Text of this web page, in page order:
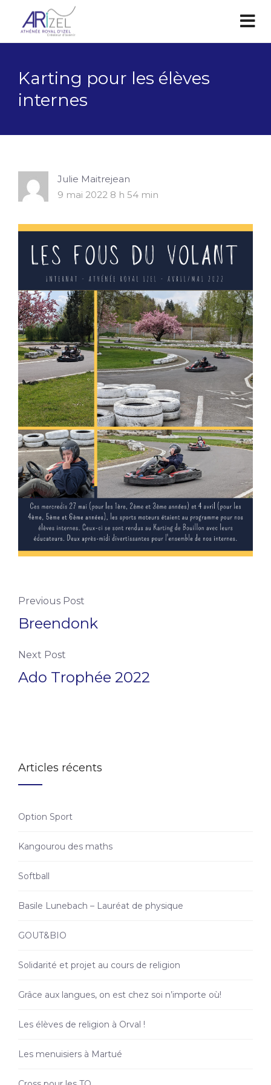
Karting pour les élèves
internes
Julie Maitrejean
9 mai 2022 8 h 54 min
Previous Post
Breendonk
Next Post
Ado Trophée 2022
Articles récents
Option Sport
Kangourou des maths
Softball
Basile Lunebach – Lauréat de physique
GOUT&BIO
Solidarité et projet au cours de religion
Grâce aux langues, on est chez soi n’importe où!
Les élèves de religion à Orval !
Les menuisiers à Martué